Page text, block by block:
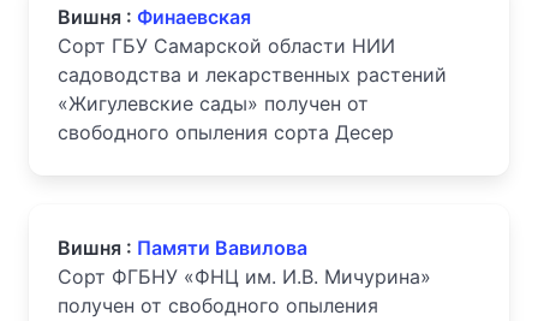
Вишня : Финаевская
Сорт ГБУ Самарской области НИИ
садоводства и лекарственных растений
«Жигулевские сады» получен от
свободного опыления сорта Десер
Вишня : Памяти Вавилова
Сорт ФГБНУ «ФНЦ им. И.В. Мичурина»
получен от свободного опыления